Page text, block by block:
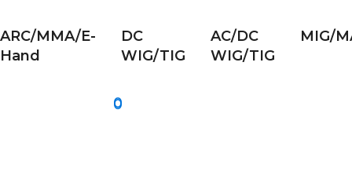
ARC/MMA/E-
Hand
DC
WIG/TIG
AC/DC
WIG/TIG
MIG/
0
0